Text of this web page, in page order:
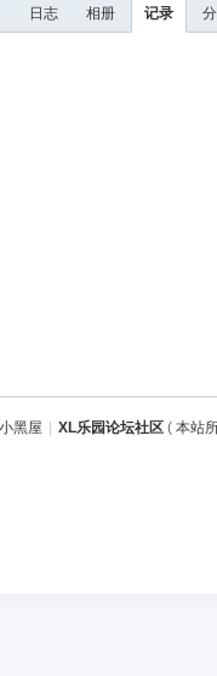
日志 相册 记录
小黑屋 XL乐园论坛社区 ( 本站